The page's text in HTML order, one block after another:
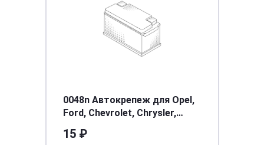
0048n Автокрепеж для Opel,
Ford, Chevrolet, Chrysler,
968865987703 856535 6503598
15 ₽